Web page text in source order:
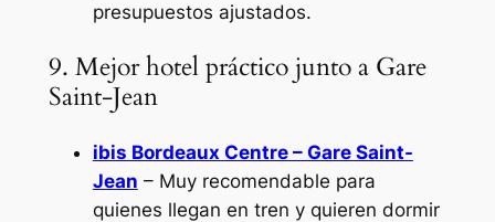
presupuestos ajustados.
9. Mejor hotel práctico junto a Gare
Saint-Jean
ibis Bordeaux Centre – Gare Saint-
Jean – Muy recomendable para
quienes llegan en tren y quieren dormir